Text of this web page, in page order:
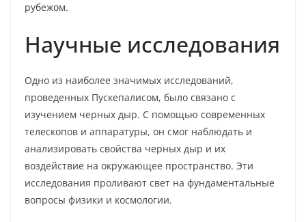
рубежом.
Научные исследования
Одно из наиболее значимых исследований,
проведенных Пускепалисом, было связано с
изучением черных дыр. С помощью современных
телескопов и аппаратуры, он смог наблюдать и
анализировать свойства черных дыр и их
воздействие на окружающее пространство. Эти
исследования проливают свет на фундаментальные
вопросы физики и космологии.